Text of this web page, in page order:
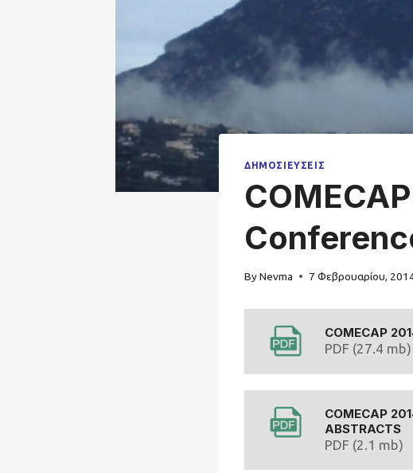
ΔΗΜΟΣΙΕΎΣΕΙΣ
ByNevma 7 Φεβρουαρίου,
COMECAP
PDF (27.4 mb)
COMECAP
ABSTRACTS
PDF (2.1 mb)